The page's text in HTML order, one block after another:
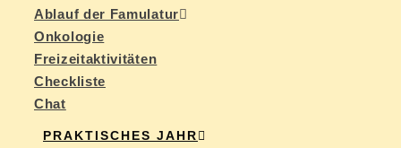
Ab­lauf der Famulatur
On­ko­lo­gie
Frei­zeit­ak­ti­vi­tä­ten
Check­lis­te
Chat
PRAK­TI­SCHES JAHR